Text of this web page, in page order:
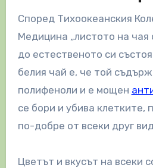
Според Тихоокеанския
Медицина „листото на чая
до естественото си
белия чай е, че той
полифеноли и е мощен
се бори и убива клетките,
по-добре от всеки друг
Цветът и вкусът на всеки